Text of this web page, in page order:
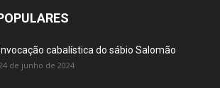
Invocação cabalística do sábio Salomão
de junho de 2024